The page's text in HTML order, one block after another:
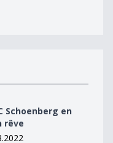
Schoenberg en
rêve